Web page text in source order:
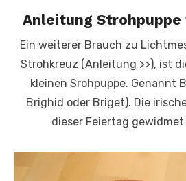
Anleitung
Ein weiterer Brauch zu
Strohkreuz (Anleitung >>), ist
kleinen Srohpuppe. Genannt
Brighid oder Briget). Die
dieser Feiertag